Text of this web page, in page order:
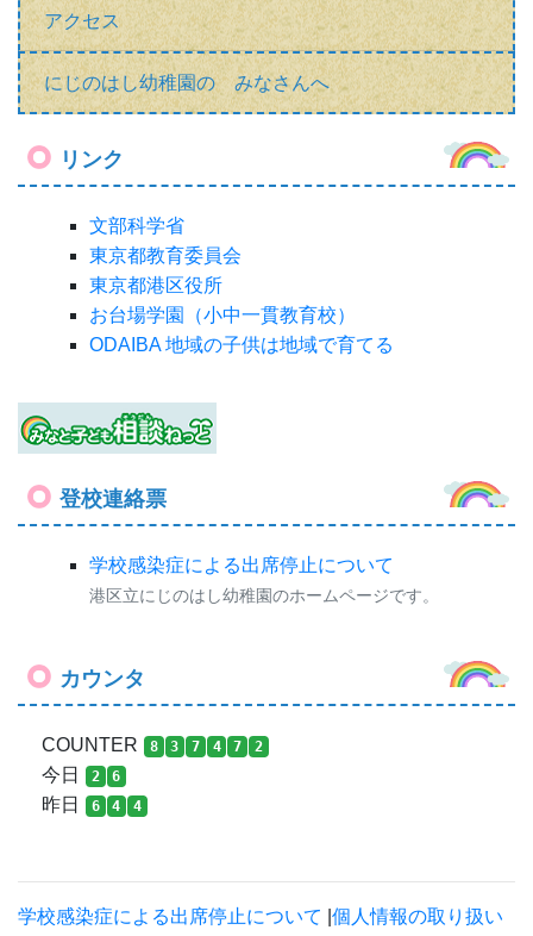
アクセス
にじのはし幼稚園の みなさんへ
リンク
文部科学省
東京都教育委員会
東京都港区役所
お台場学園（小中一貫教育校）
ODAIBA 地域の子供は地域で育てる
登校連絡票
学校感染症による出席停止について
港区立にじのはし幼稚園のホームページです。
カウンタ
COUNTER 8 3 7 4 7 2
今日 2 6
昨日 6 4 4
学校感染症による出席停止について 個人情報の取り扱い